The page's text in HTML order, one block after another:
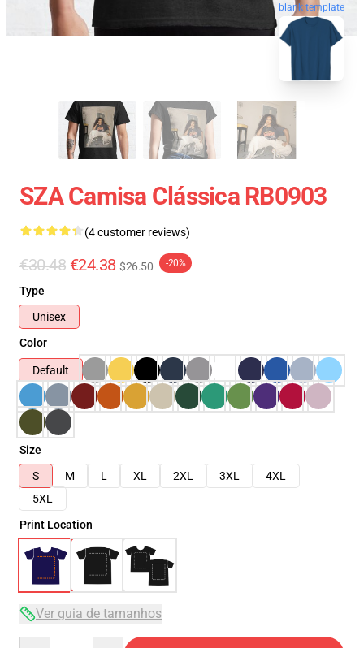
blank template
SZA Camisa Clássica RB0903
(4 customer reviews)
€30.48 €24.38 $26.50 -20%
Type
Unisex
Color
Default
Size
S
M L XL 2XL 3XL
4XL
5XL
Print Location
Ver guia de tamanhos